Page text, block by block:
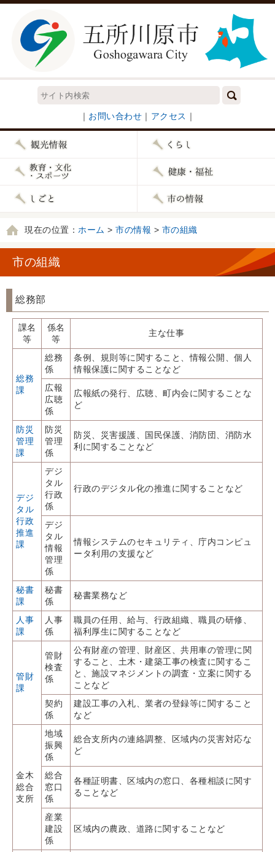
｜ お問い合わせ ｜ アクセス ｜
現在の位置： ホーム > 市の情報 > 市の組織
市の組織
総務部
課名
等
係名
等
主な仕事
総務
課
総務
係
条例、規則等に関すること、情報公開、個人
情報保護に関することなど
広報
広聴
係
広報紙の発行、広聴、町内会に関することな
ど
防災
管理
課
防災
管理
係
防災、災害援護、国民保護、消防団、消防水
利に関することなど
デジ
タル
行政
推進
課
デジ
タル
行政
係
行政のデジタル化の推進に関することなど
デジ
タル
情報
管理
係
情報システムのセキュリティ、庁内コンピュ
ータ利用の支援など
秘書
課
秘書
係
秘書業務など
人事
課
人事
係
職員の任用、給与、行政組織、職員の研修、
福利厚生に関することなど
管財
課
管財
検査
係
公有財産の管理、財産区、共用車の管理に関
すること、土木・建築工事の検査に関するこ
と、施設マネジメントの調査・立案に関する
ことなど
契約
係
建設工事の入札、業者の登録等に関すること
など
金木
総合
支所
地域
振興
係
総合支所内の連絡調整、区域内の災害対応な
ど
総合
窓口
係
各種証明書、区域内の窓口、各種相談に関す
ることなど
産業
建設
係
区域内の農政、道路に関することなど